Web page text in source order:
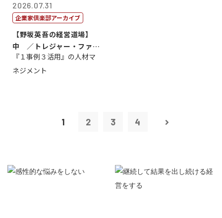
2026.07.31
企業家倶楽部アーカイブ
【野坂英吾の経営道場】
中 ／トレジャー・ファク
トリー社長野坂...
『１事例３活用』の人材マ
ネジメント
1 2 3 4